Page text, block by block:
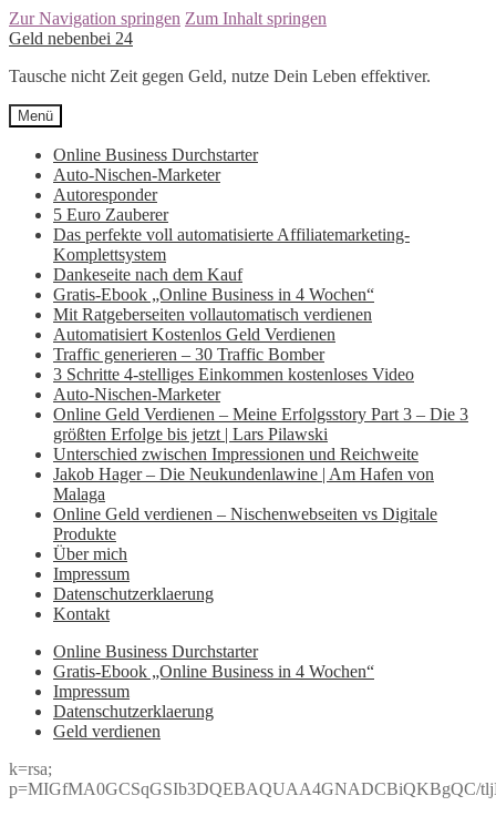
Zur Navigation springen Zum Inhalt springen
Geld nebenbei 24
Tausche nicht Zeit gegen Geld, nutze Dein Leben effektiver.
Menü
Online Business Durchstarter
Auto-Nischen-Marketer
Autoresponder
5 Euro Zauberer
Das perfekte voll automatisierte Affiliatemarketing-
Komplettsystem
Dankeseite nach dem Kauf
Gratis-Ebook „Online Business in 4 Wochen“
Mit Ratgeberseiten vollautomatisch verdienen
Automatisiert Kostenlos Geld Verdienen
Traffic generieren – 30 Traffic Bomber
3 Schritte 4-stelliges Einkommen kostenloses Video
Auto-Nischen-Marketer
Online Geld Verdienen – Meine Erfolgsstory Part 3 – Die 3
größten Erfolge bis jetzt | Lars Pilawski
Unterschied zwischen Impressionen und Reichweite
Jakob Hager – Die Neukundenlawine | Am Hafen von
Malaga
Online Geld verdienen – Nischenwebseiten vs Digitale
Produkte
Über mich
Impressum
Datenschutzerklaerung
Kontakt
Online Business Durchstarter
Gratis-Ebook „Online Business in 4 Wochen“
Impressum
Datenschutzerklaerung
Geld verdienen
k=rsa;
p=MIGfMA0GCSqGSIb3DQEBAQUAA4GNADCBiQKBgQC/